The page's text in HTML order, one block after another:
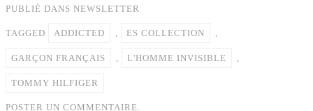
PUBLIÉ DANS NEWSLETTER
TAGGED ADDICTED ES COLLECTION
GARÇON FRANÇAIS L'HOMME INVISIBLE
TOMMY HILFIGER
POSTER UN COMMENTAIRE.